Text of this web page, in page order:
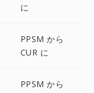
に
PPSM から
CUR に
PPSM から